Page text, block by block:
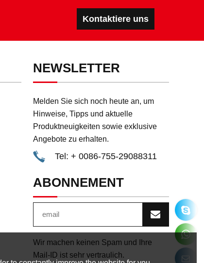
Kontaktiere uns
NEWSLETTER
Melden Sie sich noch heute an, um
Hinweise, Tipps und aktuelle
Produktneuigkeiten sowie exklusive
Angebote zu erhalten.
Tel: + 0086-755-29088311
ABONNEMENT
Wir machen keinen Spam und Ihre
Mail-ID ist sehr vertraulich.